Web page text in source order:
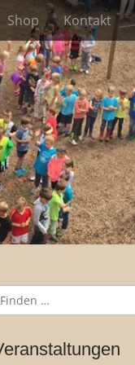
Shop Kontakt